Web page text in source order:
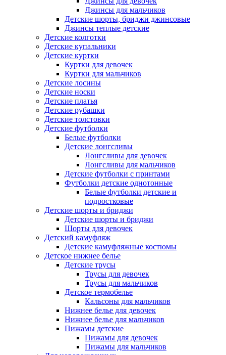
Джинсы для мальчиков
Детские шорты, бриджи джинсовые
Джинсы теплые детские
Детские колготки
Детские купальники
Детские куртки
Куртки для девочек
Куртки для мальчиков
Детские лосины
Детские носки
Детские платья
Детские рубашки
Детские толстовки
Детские футболки
Белые футболки
Детские лонгсливы
Лонгсливы для девочек
Лонгсливы для мальчиков
Детские футболки с принтами
Футболки детские однотонные
Белые футболки детские и
подростковые
Детские шорты и бриджи
Детские шорты и бриджи
Шорты для девочек
Детский камуфляж
Детские камуфляжные костюмы
Детское нижнее белье
Детские трусы
Трусы для девочек
Трусы для мальчиков
Детское термобелье
Кальсоны для мальчиков
Нижнее белье для девочек
Нижнее белье для мальчиков
Пижамы детские
Пижамы для девочек
Пижамы для мальчиков